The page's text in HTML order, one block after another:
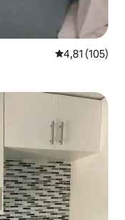
4,81 de uma
4,81 (105)